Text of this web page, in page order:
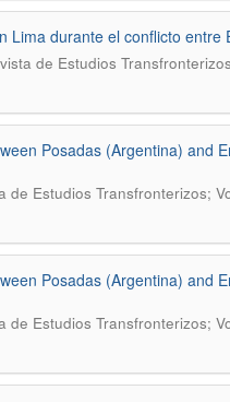
durante el conflicto entre
de Estudios
Posadas (Argentina) and
de Estudios Transfronterizos;
Posadas (Argentina) and
de Estudios Transfronterizos;